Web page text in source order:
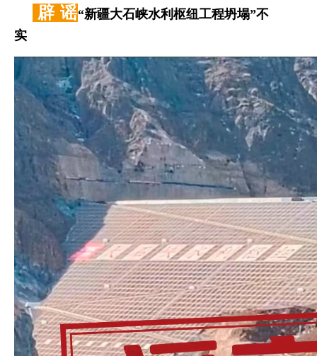
辟 谣“新疆大石峡水利枢纽工程坍塌”不
实